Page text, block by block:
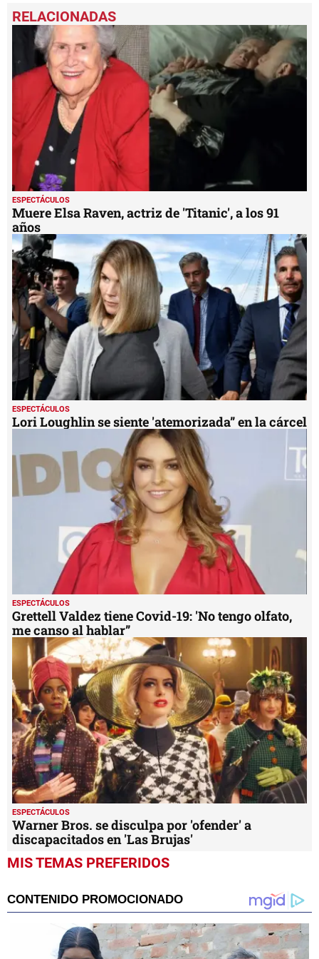
ESPECTÁCULOS
Muere Elsa Raven, actriz de 'Titanic', a los 91
años
ESPECTÁCULOS
Lori Loughlin se siente 'atemorizada” en la cárcel
ESPECTÁCULOS
Grettell Valdez tiene Covid-19: 'No tengo olfato,
me canso al hablar”
ESPECTÁCULOS
Warner Bros. se disculpa por 'ofender' a
discapacitados en 'Las Brujas'
MIS TEMAS PREFERIDOS